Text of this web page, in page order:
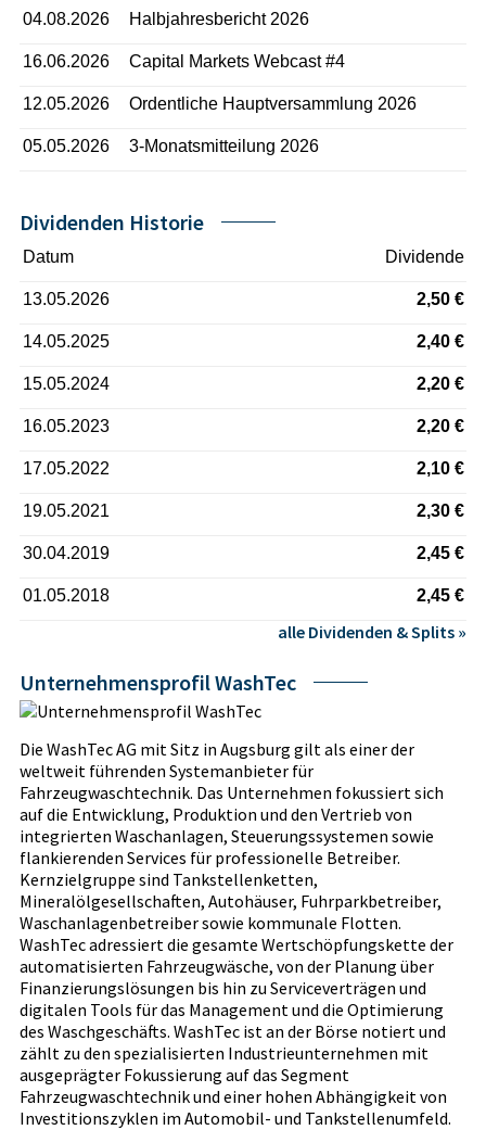
04.08.2026 Halbjahresbericht 2026
16.06.2026 Capital Markets Webcast #4
12.05.2026 Ordentliche Hauptversammlung 2026
05.05.2026 3-Monatsmitteilung 2026
Dividenden Historie
Datum Dividende
13.05.2026 2,50 €
14.05.2025 2,40 €
15.05.2024 2,20 €
16.05.2023 2,20 €
17.05.2022 2,10 €
19.05.2021 2,30 €
30.04.2019 2,45 €
01.05.2018 2,45 €
alle Dividenden & Splits »
Unternehmensprofil WashTec
Die WashTec AG mit Sitz in Augsburg gilt als einer der
weltweit führenden Systemanbieter für
Fahrzeugwaschtechnik. Das Unternehmen fokussiert sich
auf die Entwicklung, Produktion und den Vertrieb von
integrierten Waschanlagen, Steuerungssystemen sowie
flankierenden Services für professionelle Betreiber.
Kernzielgruppe sind Tankstellenketten,
Mineralölgesellschaften, Autohäuser, Fuhrparkbetreiber,
Waschanlagenbetreiber sowie kommunale Flotten.
WashTec adressiert die gesamte Wertschöpfungskette der
automatisierten Fahrzeugwäsche, von der Planung über
Finanzierungslösungen bis hin zu Serviceverträgen und
digitalen Tools für das Management und die Optimierung
des Waschgeschäfts. WashTec ist an der Börse notiert und
zählt zu den spezialisierten Industrieunternehmen mit
ausgeprägter Fokussierung auf das Segment
Fahrzeugwaschtechnik und einer hohen Abhängigkeit von
Investitionszyklen im Automobil- und Tankstellenumfeld.